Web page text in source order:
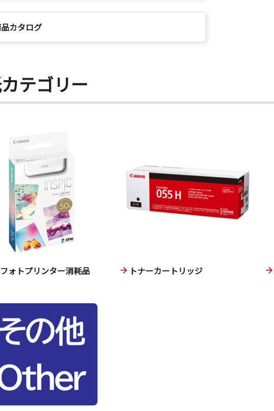
カタログ
テゴリー
ォトプリンター消耗品 トナーカートリッジ